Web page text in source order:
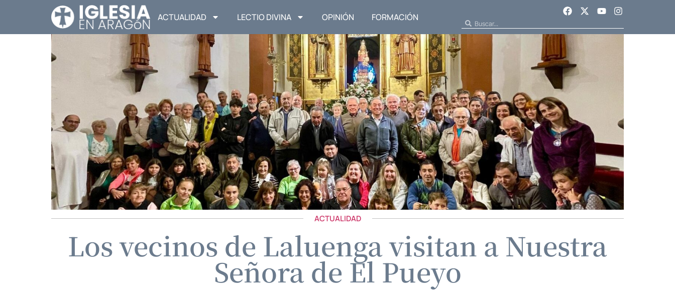
ACTUALIDAD LECTIO DIVINA OPINIÓN FORMACIÓN
ACTUALIDAD
Los vecinos de Laluenga visitan a Nuestra
Señora de El Pueyo